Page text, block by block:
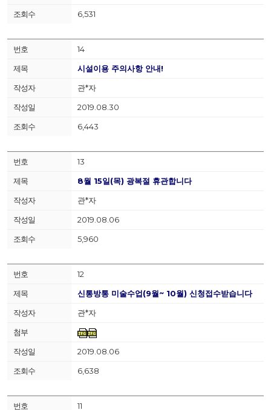
6,531
14
시설이용 주의사항 안내!
관*자
2019.08.30
6,443
13
8월 15일(목) 광복절 휴관합니다
관*자
2019.08.06
5,960
12
신통방통 미술수업(9월~ 10월) 신청접수받습니다
관*자
2019.08.06
6,638
11